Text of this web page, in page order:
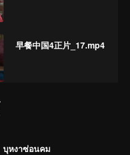
早餐中国4正片_17.mp4
บุหงาซ่อนคม